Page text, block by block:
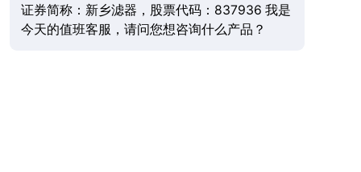
证券简称：新乡滤器，股票代码：837936 我是
今天的值班客服，请问您想咨询什么产品？